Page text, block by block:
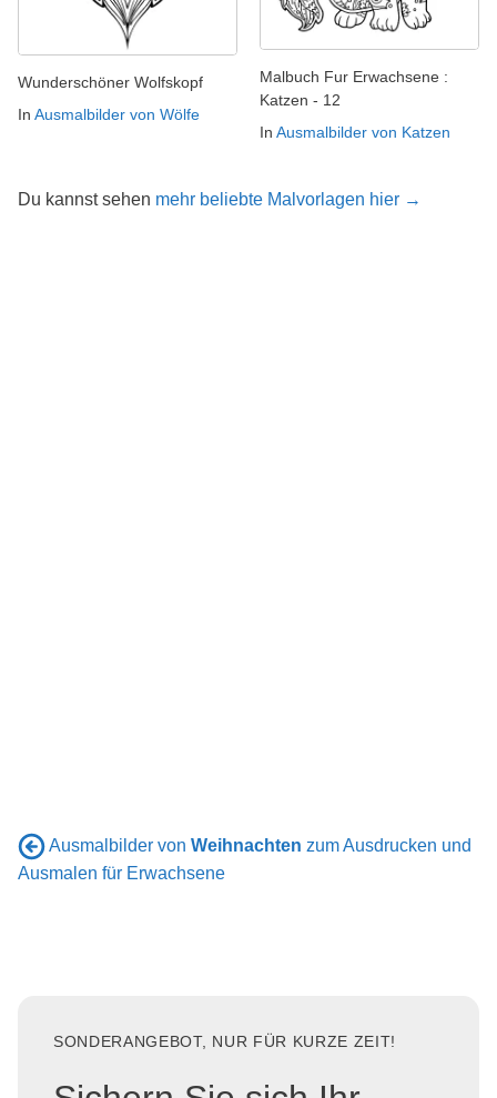
Wunderschöner Wolfskopf
In Ausmalbilder von Wölfe
Malbuch Fur Erwachsene :
Katzen - 12
In Ausmalbilder von Katzen
Du kannst sehen mehr beliebte Malvorlagen hier →
Ausmalbilder von Weihnachten zum Ausdrucken und
Ausmalen für Erwachsene
SONDERANGEBOT, NUR FÜR KURZE ZEIT!